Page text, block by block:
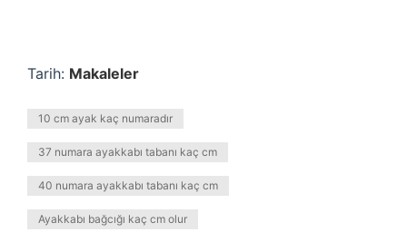
Tarih: Makaleler
10 cm ayak kaç numaradır
37 numara ayakkabı tabanı kaç cm
40 numara ayakkabı tabanı kaç cm
Ayakkabı bağcığı kaç cm olur